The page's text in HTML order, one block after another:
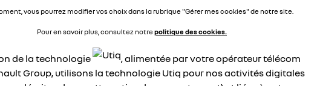
vous pourrez modifier vos choix dans la rubrique "Gérer mes cookies" de notre site.
Pour en savoir plus, consultez notrepolitique des cookies.
de la technologie
, alimentée par votre opérateur télécom
Group, utilisons la technologie Utiq pour nos activités digitales